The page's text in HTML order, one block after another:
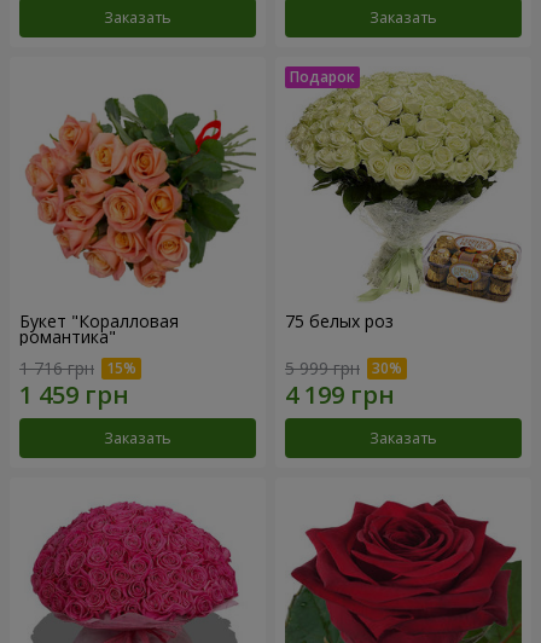
Заказать Заказать
Букет "Коралловая
романтика"
1 716 грн
Заказать
75 белых роз
5 999 грн
Заказать